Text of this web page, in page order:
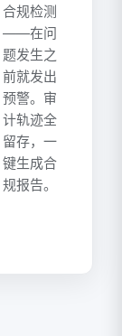
合规检测
——在问
题发生之
前就发出
预警。审
计轨迹全
留存，一
键生成合
规报告。